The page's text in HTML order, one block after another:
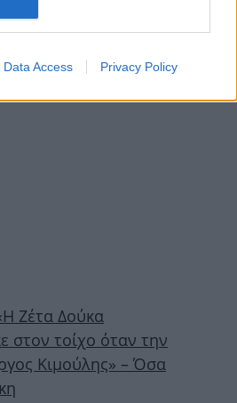
Data Access Privacy Policy
Ζέτα Δούκα
στον τοίχο όταν την
Κιμούλης» – Όσα